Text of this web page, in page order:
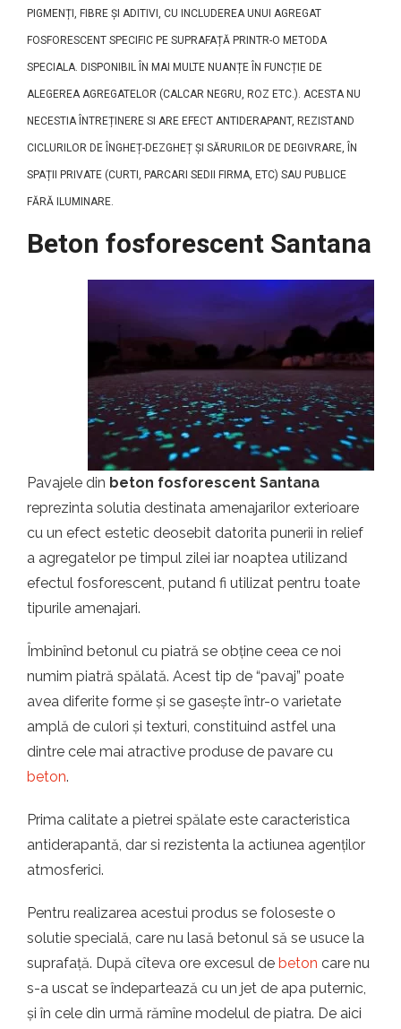
PIGMENȚI, FIBRE ȘI ADITIVI, CU INCLUDEREA UNUI AGREGAT
FOSFORESCENT SPECIFIC PE SUPRAFAȚĂ PRINTR-O METODA
SPECIALA. DISPONIBIL ÎN MAI MULTE NUANȚE ÎN FUNCȚIE DE
ALEGEREA AGREGATELOR (CALCAR NEGRU, ROZ ETC.). ACESTA NU
NECESTIA ÎNTREȚINERE SI ARE EFECT ANTIDERAPANT, REZISTAND
CICLURILOR DE ÎNGHEȚ-DEZGHEȚ ȘI SĂRURILOR DE DEGIVRARE, ÎN
SPAȚII PRIVATE (CURTI, PARCARI SEDII FIRMA, ETC) SAU PUBLICE
FĂRĂ ILUMINARE.
Beton fosforescent Santana
Pavajele din beton fosforescent Santana
reprezinta solutia destinata amenajarilor exterioare
cu un efect estetic deosebit datorita punerii in relief
a agregatelor pe timpul zilei iar noaptea utilizand
efectul fosforescent, putand fi utilizat pentru toate
tipurile amenajari.
Îmbinînd betonul cu piatră se obține ceea ce noi
numim piatră spălată. Acest tip de “pavaj” poate
avea diferite forme și se gasește într-o varietate
amplă de culori și texturi, constituind astfel una
dintre cele mai atractive produse de pavare cu
beton.
Prima calitate a pietrei spălate este caracteristica
antiderapantă, dar si rezistenta la actiunea agenților
atmosferici.
Pentru realizarea acestui produs se foloseste o
solutie specială, care nu lasă betonul să se usuce la
suprafață. După cîteva ore excesul de beton care nu
s-a uscat se îndepartează cu un jet de apa puternic,
și în cele din urmă rămîne modelul de piatra. De aici